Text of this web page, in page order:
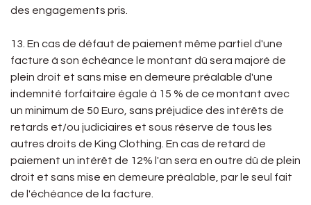
des engagements pris.
13. En cas de défaut de paiement même partiel d'une
facture à son échéance le montant dû sera majoré de
plein droit et sans mise en demeure préalable d'une
indemnité forfaitaire égale à 15 % de ce montant avec
un minimum de 50 Euro, sans préjudice des intérêts de
retards et/ou judiciaires et sous réserve de tous les
autres droits de King Clothing. En cas de retard de
paiement un intérêt de 12% l'an sera en outre dû de plein
droit et sans mise en demeure préalable, par le seul fait
de l'échéance de la facture.